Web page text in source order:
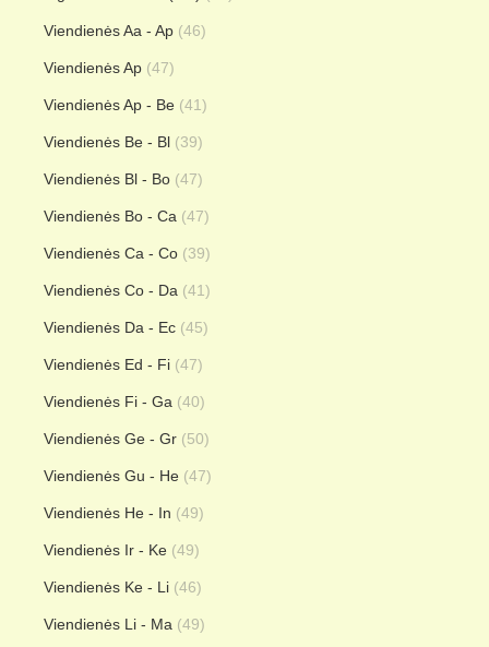
Viendienės Aa - Ap (46)
Viendienės Ap (47)
Viendienės Ap - Be (41)
Viendienės Be - Bl (39)
Viendienės Bl - Bo (47)
Viendienės Bo - Ca (47)
Viendienės Ca - Co (39)
Viendienės Co - Da (41)
Viendienės Da - Ec (45)
Viendienės Ed - Fi (47)
Viendienės Fi - Ga (40)
Viendienės Ge - Gr (50)
Viendienės Gu - He (47)
Viendienės He - In (49)
Viendienės Ir - Ke (49)
Viendienės Ke - Li (46)
Viendienės Li - Ma (49)